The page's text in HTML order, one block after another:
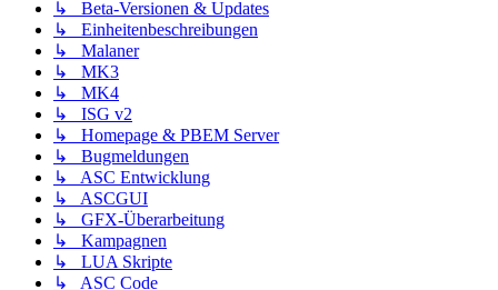
↳ Beta-Versionen & Updates
↳ Einheitenbeschreibungen
↳ Malaner
↳ MK3
↳ MK4
↳ ISG v2
↳ Homepage & PBEM Server
↳ Bugmeldungen
↳ ASC Entwicklung
↳ ASCGUI
↳ GFX-Überarbeitung
↳ Kampagnen
↳ LUA Skripte
↳ ASC Code